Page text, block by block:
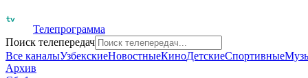
Телепрограмма
Поиск телепередач
Все каналыУзбекскиеНовостныеКиноДетскиеСпортивные
Архив